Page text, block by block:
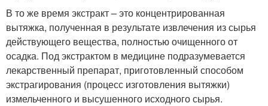
В то же время экстракт – это концентрированная
вытяжка, полученная в результате извлечения из сырья
действующего вещества, полностью очищенного от
осадка. Под экстрактом в медицине подразумевается
лекарственный препарат, приготовленный способом
экстрагирования (процесс изготовления вытяжки)
измельченного и высушенного исходного сырья.